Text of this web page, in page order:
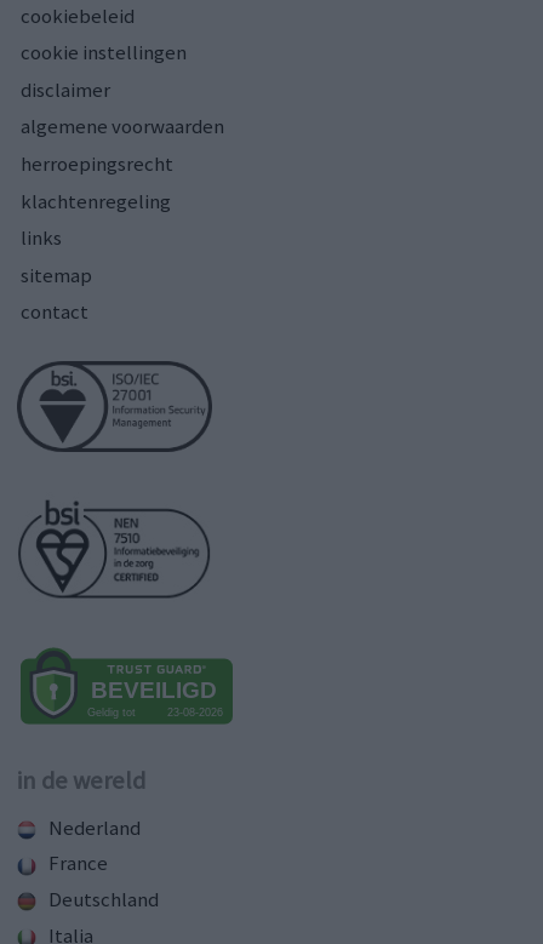
cookiebeleid
cookie instellingen
disclaimer
algemene voorwaarden
herroepingsrecht
klachtenregeling
links
sitemap
contact
in de wereld
Nederland
France
Deutschland
Italia